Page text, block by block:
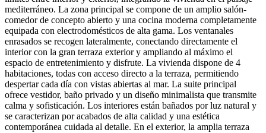
mediterráneo. La zona principal se compone de un amplio salón-
comedor de concepto abierto y una cocina moderna completamente
equipada con electrodomésticos de alta gama. Los ventanales
enrasados se recogen lateralmente, conectando directamente el
interior con la gran terraza exterior y ampliando al máximo el
espacio de entretenimiento y disfrute. La vivienda dispone de 4
habitaciones, todas con acceso directo a la terraza, permitiendo
despertar cada día con vistas abiertas al mar. La suite principal
ofrece vestidor, baño privado y un diseño minimalista que transmite
calma y sofisticación. Los interiores están bañados por luz natural y
se caracterizan por acabados de alta calidad y una estética
contemporánea cuidada al detalle. En el exterior, la amplia terraza